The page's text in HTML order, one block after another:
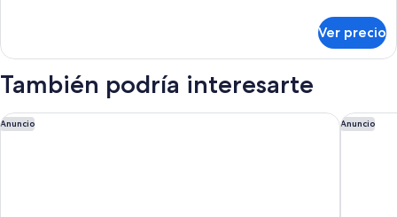
Room)
doble
(Twin
Ver precio
También podría interesarte
Anuncio
Courtyard Marriott San Salvador Anuncio
Fairfield